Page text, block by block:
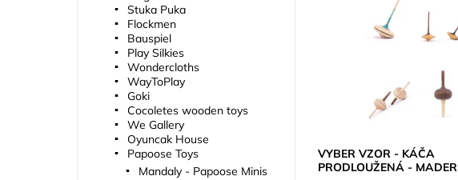
VYBER VZOR - KÁČA
PRODLOUŽENÁ - MADER
Stuka Puka
Flockmen
Bauspiel
Play Silkies
Wondercloths
WayToPlay
Goki
Cocoletes wooden toys
We Gallery
Oyuncak House
Papoose Toys
Mandaly - Papoose Minis